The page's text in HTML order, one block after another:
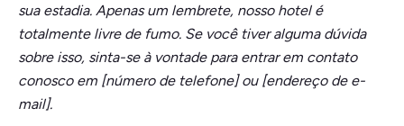
sua estadia. Apenas um lembrete, nosso hotel é
totalmente livre de fumo. Se você tiver alguma dúvida
sobre isso, sinta-se à vontade para entrar em contato
conosco em [número de telefone] ou [endereço de e-
mail].